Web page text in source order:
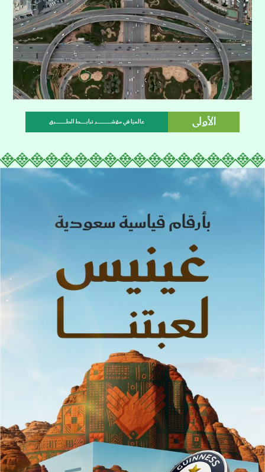
الأولى عالميًا في مؤشــــــــــــــــــــــــر ترابــــــــــط الطــــــــــــــــــرق